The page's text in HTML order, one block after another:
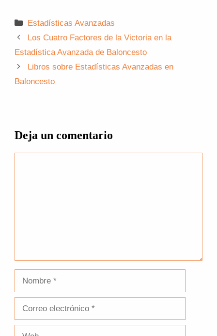
Categorías
Estadísticas Avanzadas
Los Cuatro Factores de la Victoria en la
Estadística Avanzada de Baloncesto
Libros sobre Estadísticas Avanzadas en
Baloncesto
Deja un comentario
Nombre
Correo
Web